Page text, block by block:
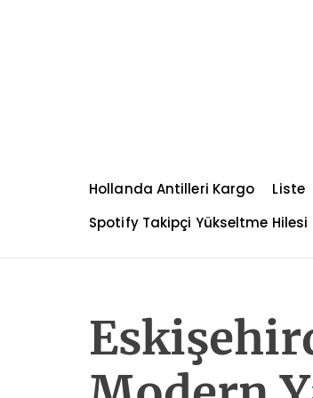
t
Hollanda Antilleri Kargo Liste
Spotify Takipçi Yükseltme Hilesi